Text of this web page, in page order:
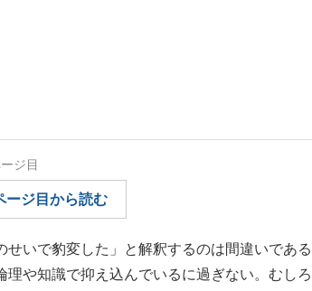
森保一監督...
もっと見る
ジ目
ージ目から読む
いで豹変した」と解釈するのは間違いである
や知識で抑え込んでいるに過ぎない。むしろ